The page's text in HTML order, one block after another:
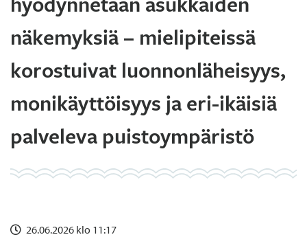
näkemyksiä – mielipiteissä
korostuivat luonnonläheisyys,
monikäyttöisyys ja eri-ikäisiä
palveleva puistoympäristö
26.06.2026 klo 11:17